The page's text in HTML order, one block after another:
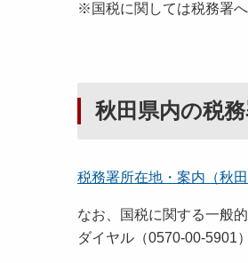
※国税に関しては税務署
秋田県内の税
税務署所在地・案内（秋
なお、国税に関する一般
ダイヤル（0570-00-5901